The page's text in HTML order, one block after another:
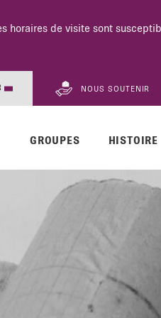
NOUS SOUTENIR
GROUPES HISTOIRE